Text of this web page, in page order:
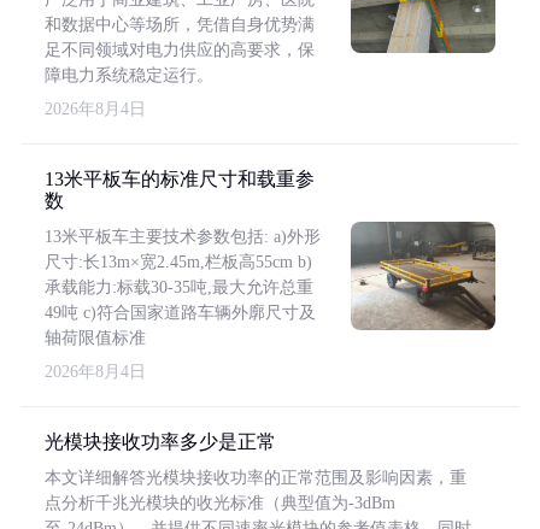
和数据中心等场所，凭借自身优势满
足不同领域对电力供应的高要求，保
障电力系统稳定运行。
2026年8月4日
13米平板车的标准尺寸和载重参
数
13米平板车主要技术参数包括: a)外形
尺寸:长13m×宽2.45m,栏板高55cm b)
承载能力:标载30-35吨,最大允许总重
49吨 c)符合国家道路车辆外廓尺寸及
轴荷限值标准
2026年8月4日
光模块接收功率多少是正常
本文详细解答光模块接收功率的正常范围及影响因素，重
点分析千兆光模块的收光标准（典型值为-3dBm